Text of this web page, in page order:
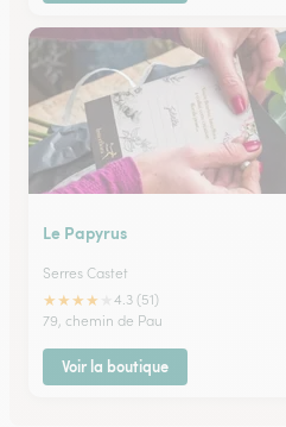
Le Papyrus
Serres Castet
★★★★
4.3 (51)
79, chemin de Pau
Voir la boutique